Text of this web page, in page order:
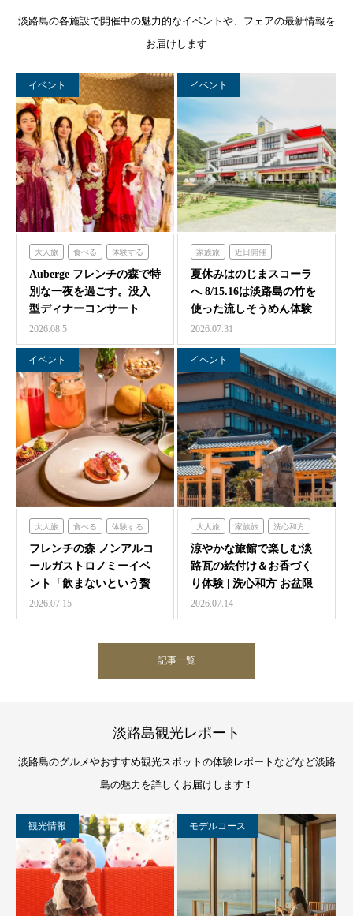
淡路島の各施設で開催中の魅力的なイベントや、フェアの最新情報を
お届けします
イベント
大人旅 食べる 体験する
泊まる フレンチの森
Auberge フレンチの森で特
別な一夜を過ごす。没入
型ディナーコンサート
『サロン・ド・モ…
2026.08.5
イベント
家族旅 近日開催
のじまスコーラ
夏休みはのじまスコーラ
へ 8/15.16は淡路島の竹を
使った流しそうめん体験
2026.07.31
イベント
大人旅 食べる 体験する
フレンチの森
フレンチの森 ノンアルコ
ールガストロノミーイベ
ント「飲まないという贅
沢 ～香りと味覚の館～…
2026.07.15
イベント
大人旅 家族旅 洗心和方
体験する 泊まる
涼やかな旅館で楽しむ淡
路瓦の絵付け＆お香づく
り体験 | 洗心和方 お盆限
定イベント
2026.07.14
記事一覧
淡路島観光レポート
淡路島のグルメやおすすめ観光スポットの体験レポートなどなど淡路
島の魅力を詳しくお届けします！
観光情報 モデルコース